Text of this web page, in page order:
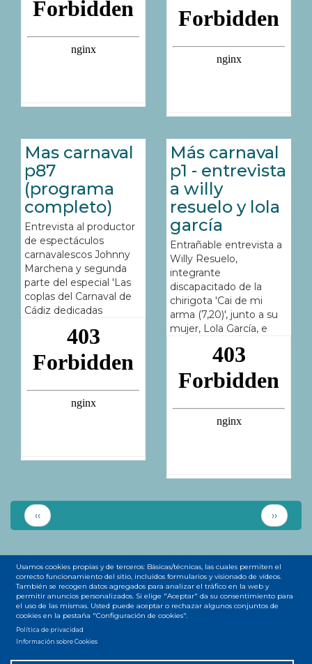
Mas carnaval
p87
(programa
completo)
Entrevista al productor
de espectáculos
carnavalescos Johnny
Marchena y segunda
parte del especial 'Las
coplas del Carnaval de
Cádiz dedicadas
Más carnaval
p1 - entrevista
a willy
resuelo y lola
garcía
Entrañable entrevista a
Willy Resuelo,
integrante
discapacitado de la
chirigota 'Cai de mi
arma (7,20)', junto a su
mujer, Lola García, e
Página
anterior
‹‹
página
››
Menú
del
Accesibilidad Privacidad Legal Cookies Mapa web
Usamos cookies propias y de terceros: Básicas/técnicas, las cuales permiten el
correcto funcionamiento del sitio, incluidos formularios y visionado de vídeos.
También se recogen datos agregados para analizar el tráfico en la web y
permitir anuncios personalizados. Si elige "Aceptar" da su consentimiento para
el uso de las mismas. Usted puede aceptar o rechazar algunos conjuntos de
cookies en la pestaña "Configuración de cookies".
Política de privacidad
Información sobre Cookies